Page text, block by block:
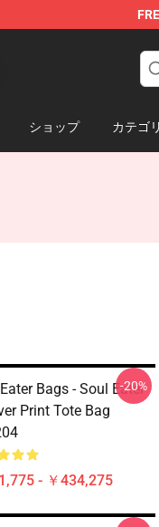
ショップ カテゴ
Bags - Soul Eater
Print Tote Bag
- ￥434,275
-20%